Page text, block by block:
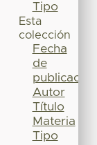
Tipo
Esta
colección
Fecha
de
publicación
Autor
Título
Materia
Tipo